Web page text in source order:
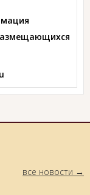
все новости